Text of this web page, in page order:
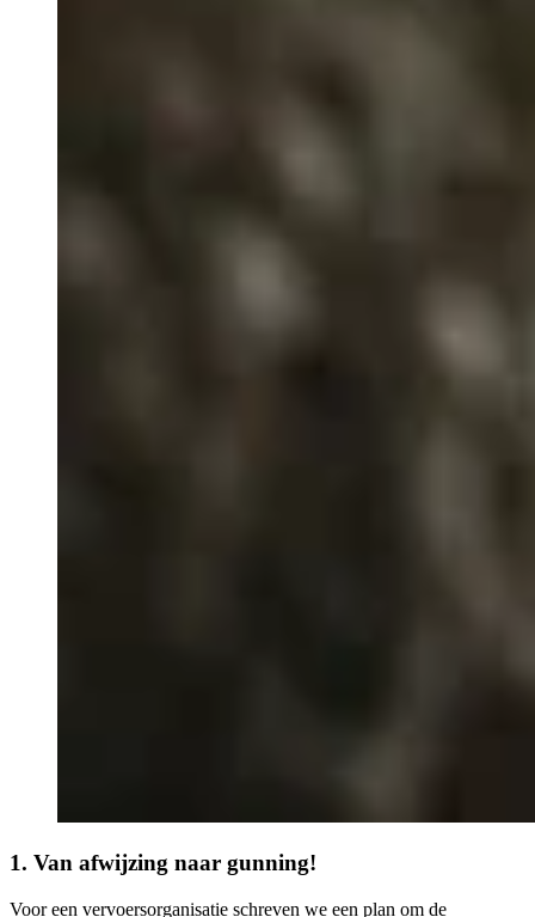
1. Van afwijzing naar gunning!
Voor een vervoersorganisatie schreven we een plan om de